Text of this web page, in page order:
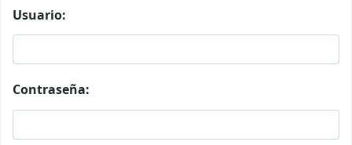
Usuario:
Contraseña: